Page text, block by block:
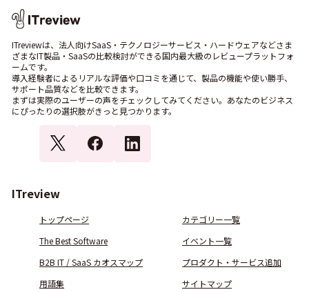
ITreviewは、法人向けSaaS・テクノロジーサービス・ハードウェアなどさま
ざまなIT製品・SaaSの比較検討ができる国内最大級のレビュープラットフォ
ームです。
導入経験者によるリアルな評価や口コミを通じて、製品の機能や使い勝手、
サポート品質などを比較できます。
まずは実際のユーザーの声をチェックしてみてください。あなたのビジネス
にぴったりの選択肢がきっと見つかります。
ITreview
トップページ
カテゴリー一覧
The Best Software
イベント一覧
B2B IT / SaaS カオスマップ
プロダクト・サービス追加
用語集
サイトマップ